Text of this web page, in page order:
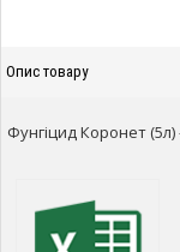
Опис товару
Фунгіцид Коронет (5л)